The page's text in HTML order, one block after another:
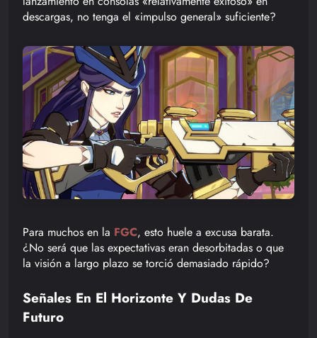
descargas, no tenga el «impulso general» suficiente?
Para muchos en la FGC, esto huele a excusa barata.
¿No será que las expectativas eran desorbitadas o que
la visión a largo plazo se torció demasiado rápido?
Señales En El Horizonte Y Dudas De
Futuro